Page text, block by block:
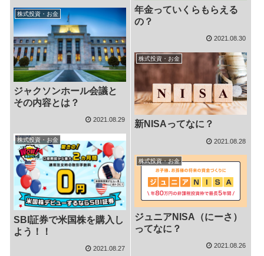
年金っていくらもらえる
の？
2021.08.30
株式投資・お金
ジャクソンホール会議と
その内容とは？
2021.08.29
株式投資・お金
新NISAってなに？
2021.08.28
株式投資・お金
SBI証券で米国株を購入し
よう！！
2021.08.27
株式投資・お金
ジュニアNISA（にーさ）
ってなに？
2021.08.26